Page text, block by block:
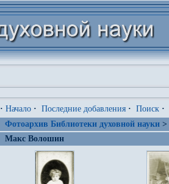
· Начало · Последние добавления · Поиск ·
Фотоархив Библиотеки духовной науки >
Макс Волошин